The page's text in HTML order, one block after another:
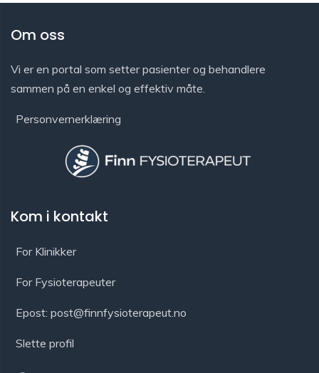
Om oss
Vi er en portal som setter pasienter og behandlere
sammen på en enkel og effektiv måte.
Personvernerklæring
Kom i kontakt
For Klinikker
For Fysioterapeuter
Epost: post@finnfysioterapeut.no
Slette profil